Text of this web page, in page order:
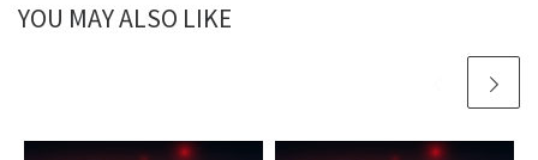
YOU MAY ALSO LIKE